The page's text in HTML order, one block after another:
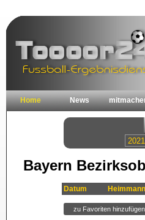
Home News
Bayern
Datum